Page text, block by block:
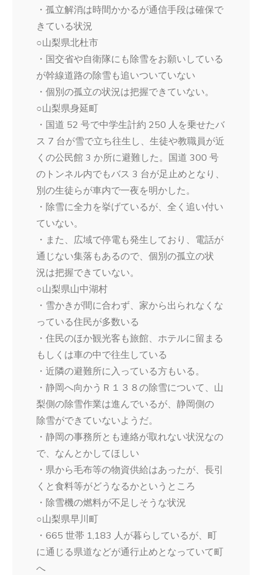
・孤立解消は時間かかるが通信手段は確保で
きている状況
○山梨県北杜市
・国交省や自衛隊にも除雪をお願いしている
が幹線道路の除雪も追いついていない
・個別の孤立の状況は把握できていない。
○山梨県身延町
・国道 52 号で中学生計約 250 人を乗せたバ
ス 7 台が雪で立ち往生し、生徒や教職員が近
くの公民館 3 か所に避難した。国道 300 号
のトンネル内でもバス 3 台が足止めとなり、
別の生徒らが車内で一夜を明かした。
・除雪に全力を挙げているが、全く追い付い
ていない。
・また、広域で停電も発生しており、電話が
通じない集落もあるので、個別の孤立の状
況は把握できていない。
○山梨県山中湖村
・雪かきが間に合わず、家から出られなくな
っている住民が多数いる
・住民のほか観光客も旅館、ホテルに留まる
もしくは車の中で往生している
・近隣の避難所に入っている方もいる。
・静岡へ向かうＲ１３８の除雪について、山
梨側の除雪作業は進んでいるが、静岡側の
除雪ができていないようだ。
・静岡の事務所とも連絡が取れない状況なの
で、なんとかしてほしい
・県から毛布等の物資供給はあったが、長引
くと食料等がどうなるかというところ
・除雪機の燃料が不足しそうな状況
○山梨県早川町
・665 世帯 1,183 人が暮らしているが、町
に通じる県道などが通行止めとなっていて町
へ